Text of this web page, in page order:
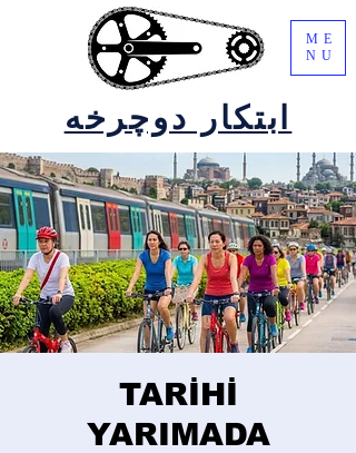
ابتکار دوچرخه
ME
NU
TARİHİ
YARIMADA